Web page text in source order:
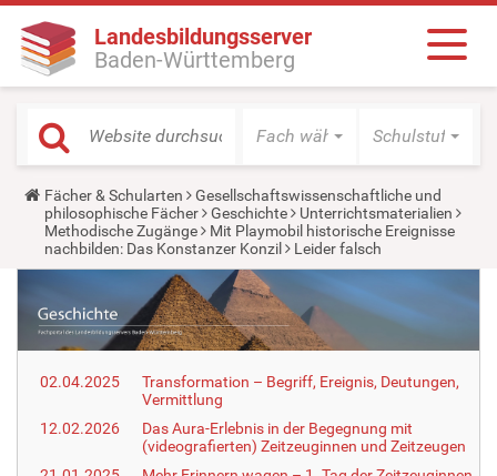
Landesbildungsserver
Baden-Württemberg
Fach wählen Schulstufe
Y
o
u
a
r
e
r
e
Fächer & Schularten
Gesellschaftswissenschaftliche und
philosophische Fächer
Geschichte
Unterrichtsmaterialien
Methodische Zugänge
Mit Playmobil historische Ereignisse
nachbilden: Das Konstanzer Konzil
Leider falsch
02.04.2025
Transformation – Begriff, Ereignis, Deutungen,
Vermittlung
12.02.2026
Das Aura-Erlebnis in der Begegnung mit
(videografierten) Zeitzeuginnen und Zeitzeugen